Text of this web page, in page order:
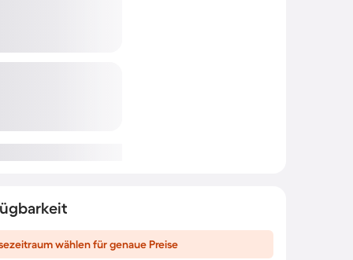
wählen für genaue Preise